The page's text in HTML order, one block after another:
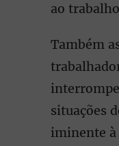
ao
Também
situações
iminente à